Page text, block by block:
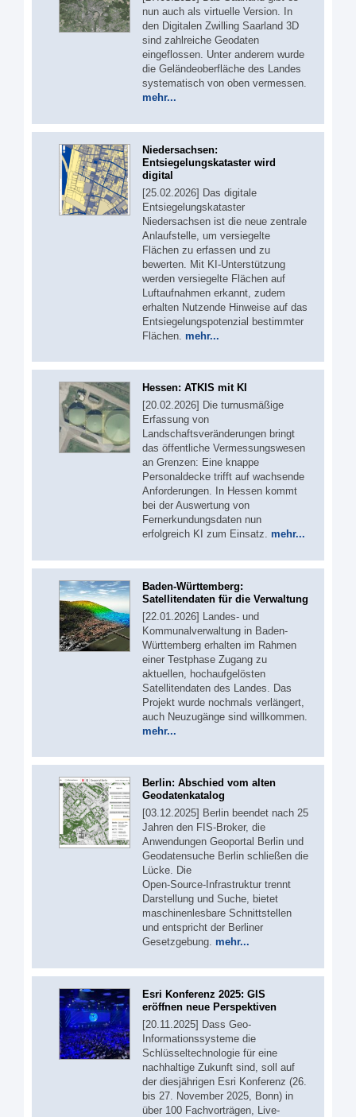
nun auch als virtuelle Version. In
den Digitalen Zwilling Saarland 3D
sind zahlreiche Geodaten
eingeflossen. Unter anderem wurde
die Geländeoberfläche des Landes
systematisch von oben vermessen.
mehr...
Niedersachsen:
Entsiegelungskataster wird
digital
[25.02.2026] Das digitale
Entsiegelungskataster
Niedersachsen ist die neue zentrale
Anlaufstelle, um versiegelte
Flächen zu erfassen und zu
bewerten. Mit KI-Unterstützung
werden versiegelte Flächen auf
Luftaufnahmen erkannt, zudem
erhalten Nutzende Hinweise auf das
Entsiegelungspotenzial bestimmter
Flächen. mehr...
Hessen: ATKIS mit KI
[20.02.2026] Die turnusmäßige
Erfassung von
Landschaftsveränderungen bringt
das öffentliche Vermessungswesen
an Grenzen: Eine knappe
Personaldecke trifft auf wachsende
Anforderungen. In Hessen kommt
bei der Auswertung von
Fernerkundungsdaten nun
erfolgreich KI zum Einsatz. mehr...
Baden-Württemberg:
Satellitendaten für die Verwaltung
[22.01.2026] Landes- und
Kommunalverwaltung in Baden-
Württemberg erhalten im Rahmen
einer Testphase Zugang zu
aktuellen, hochaufgelösten
Satellitendaten des Landes. Das
Projekt wurde nochmals verlängert,
auch Neuzugänge sind willkommen.
mehr...
Berlin: Abschied vom alten
Geodatenkatalog
[03.12.2025] Berlin beendet nach 25
Jahren den FIS‑Broker, die
Anwendungen Geoportal Berlin und
Geodatensuche Berlin schließen die
Lücke. Die
Open‑Source‑Infrastruktur trennt
Darstellung und Suche, bietet
maschinenlesbare Schnittstellen
und entspricht der Berliner
Gesetzgebung. mehr...
Esri Konferenz 2025: GIS
eröffnen neue Perspektiven
[20.11.2025] Dass Geo-
Informationssysteme die
Schlüsseltechnologie für eine
nachhaltige Zukunft sind, soll auf
der diesjährigen Esri Konferenz (26.
bis 27. November 2025, Bonn) in
über 100 Fachvorträgen, Live-